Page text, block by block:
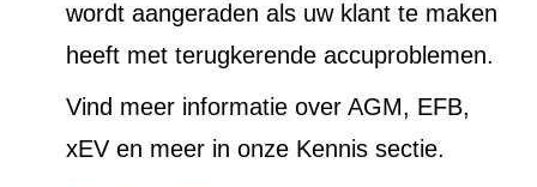
wordt aangeraden als uw klant te maken
heeft met terugkerende accuproblemen.
Vind meer informatie over AGM, EFB,
xEV en meer in onze Kennis sectie.